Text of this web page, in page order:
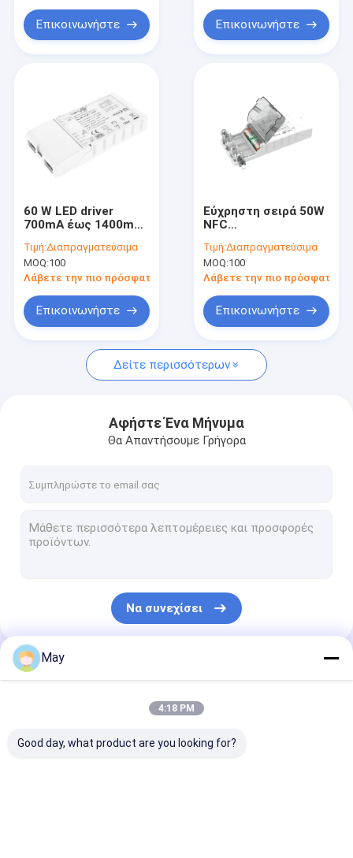
Εμφάνιση VR
Σχετικά με εμάς
Επικοινωνήστε μαζί μας
Ειδήσεις
Ζητήστε μια προσφορά
Αισθητήρας κινήσεων μικροκυμάτων
Ανιχνευτές παρουσίας αισθητήρας
Αισθητήρας κινήσεων Pir
Από τον αισθητήρα λειτουργίας
Επικοινωνήστε Επικοινωνήστε
60 W LED driver
700mA έως 1400mA
driver με 5ετή
περίοδο εγγύησης
Τιμή:Διαπραγματεύσιμα
MOQ:100
Λάβετε την πιο πρόσφατη τιμή
Επικοινωνήστε
Εύχρηστη σειρά 50W
NFC
DALI2 ρυθμιζόμενος
οδηγός LED από
700mA έως 1400mA
Τιμή:Διαπραγματεύσιμα
MOQ:100
Λάβετε την πιο πρόσφατη
Επικοινωνήστε
Δείτε περισσότερων
Αφήστε Ένα Μήνυμα
Θα Απαντήσουμε Γρήγορα
Να συνεχίσει
Οι Κατηγορίες Μας
May
4:18 PM
Good day, what product are you looking for?